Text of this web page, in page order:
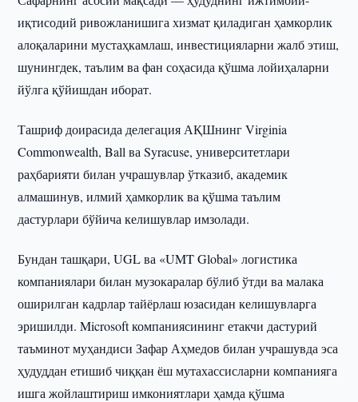
иқтисодий ривожланишига хизмат қиладиган ҳамкорлик
алоқаларини мустаҳкамлаш, инвестицияларни жалб этиш,
шунингдек, таълим ва фан соҳасида қўшма лойиҳаларни
йўлга қўйишдан иборат.
Ташриф доирасида делегация АҚШнинг Virginia
Commonwealth, Ball ва Syracuse, университетлари
раҳбарияти билан учрашувлар ўтказиб, академик
алмашинув, илмий ҳамкорлик ва қўшма таълим
дастурлари бўйича келишувлар имзолади.
Бундан ташқари, UGL ва «UMT Global» логистика
компаниялари билан музокаралар бўлиб ўтди ва малака
оширилган кадрлар тайёрлаш юзасидан келишувларга
эришилди. Microsoft компаниясининг етакчи дастурий
таъминот муҳандиси Зафар Аҳмедов билан учрашувда эса
ҳудуддан етишиб чиққан ёш мутахассисларни компанияга
ишга жойлаштириш имкониятлари ҳамда қўшма